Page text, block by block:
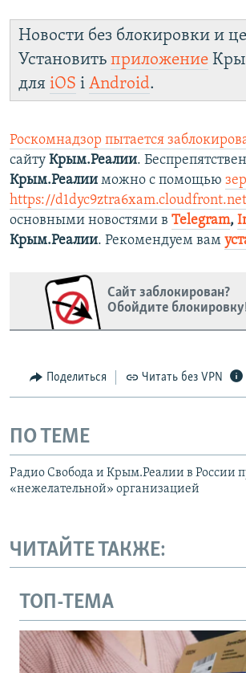
Новости без блокировки и
Установить приложение
для iOS і Android.
Роскомнадзор пытается
сайту Крым.Реалии.
Крым.Реалии можно с помощью
https://
основными новостями в Telegram,
Крым.Реалии. Рекомендуем вам
Сайт заблокирован?
Обойдите
Поделиться Читать без VPN
ПО ТЕМЕ
Радио Свобода и Крым.Реалии в России
«нежелательной» организацией
ЧИТАЙТЕ ТАКЖЕ:
ТОП-ТЕМА